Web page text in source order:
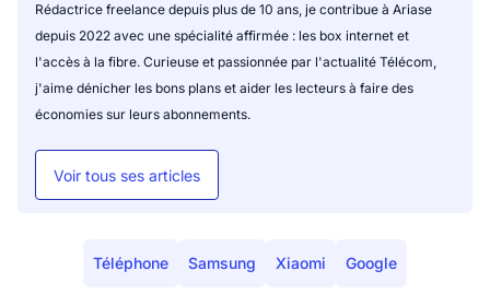
Rédactrice freelance depuis plus de 10 ans, je contribue à Ariase
depuis 2022 avec une spécialité affirmée : les box internet et
l'accès à la fibre. Curieuse et passionnée par l'actualité Télécom,
j'aime dénicher les bons plans et aider les lecteurs à faire des
économies sur leurs abonnements.
Voir tous ses articles
Téléphone Samsung Xiaomi Google